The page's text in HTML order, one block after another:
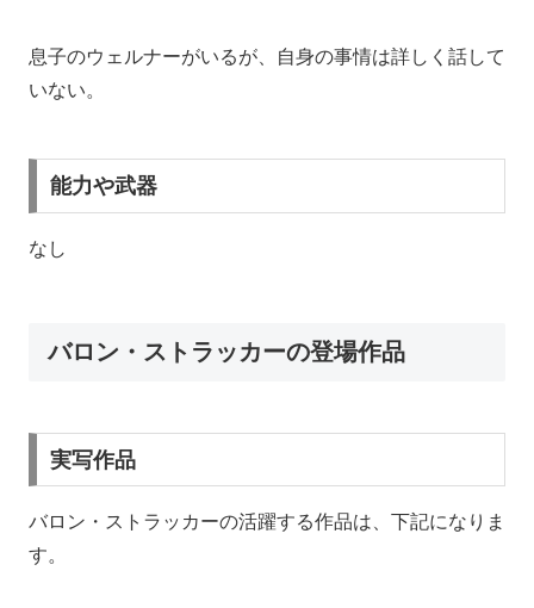
息子のウェルナーがいるが、自身の事情は詳しく話して
いない。
能力や武器
なし
バロン・ストラッカーの登場作品
実写作品
バロン・ストラッカーの活躍する作品は、下記になりま
す。